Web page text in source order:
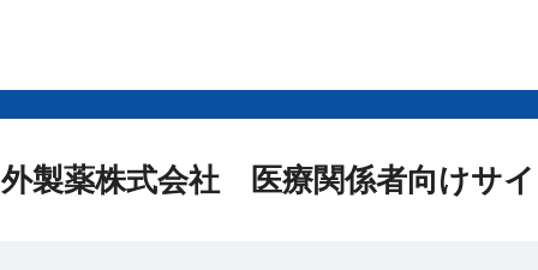
製薬株式会社 医療関係者向けサ